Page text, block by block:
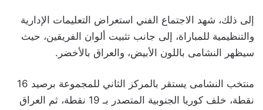
إلى ذلك، شهد الاجتماع الفني استعراض التعليمات الإدارية
والتنظيمية للمباراة، إلى جانب تثبيت ألوان الفريقين، حيث
سيظهر النشامى باللون الأبيض، والعراق بالأخضر.
منتخب النشامى يستقر بالمركز الثاني للمجموعة برصيد 16
نقطة، خلف كوريا الجنوبية المتصدر بـ 19 نقطة، ثم العراق